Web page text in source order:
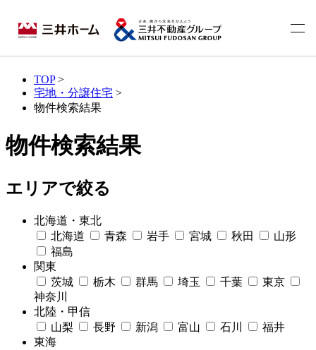
TOP>
宅地・分譲住宅 >
物件検索結果
物件検索結果
エリアで絞る
北海道・東北
北海道
青森 岩手 宮城 秋田
山形
福島
関東
茨城
栃木 群馬 埼玉 千葉
東京
神奈川
北陸・甲信
山梨
長野 新潟 富山 石川
福井
東海